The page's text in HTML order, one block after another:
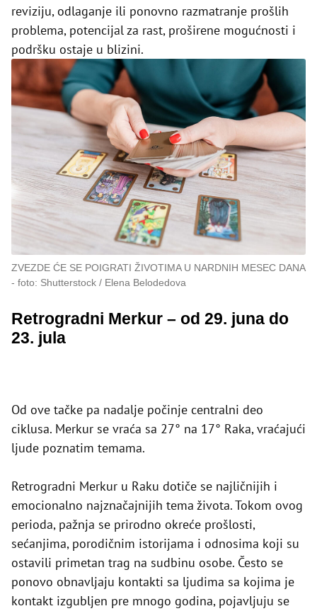
reviziju, odlaganje ili ponovno razmatranje prošlih
problema, potencijal za rast, proširene mogućnosti i
podršku ostaje u blizini.
ZVEZDE ĆE SE POIGRATI ŽIVOTIMA U NARDNIH MESEC DANA
foto: Shutterstock / Elena Belodedova
Retrogradni Merkur – od 29. juna do
23. jula
Od ove tačke pa nadalje počinje centralni deo
ciklusa. Merkur se vraća sa 27° na 17° Raka, vraćajući
ljude poznatim temama.
Retrogradni Merkur u Raku dotiče se najličnijih i
emocionalno najznačajnijih tema života. Tokom ovog
perioda, pažnja se prirodno okreće prošlosti,
sećanjima, porodičnim istorijama i odnosima koji su
ostavili primetan trag na sudbinu osobe. Često se
ponovo obnavljaju kontakti sa ljudima sa kojima je
kontakt izgubljen pre mnogo godina, pojavljuju se